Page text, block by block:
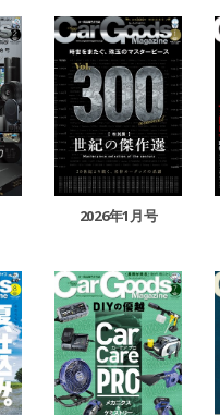
2026年1月号